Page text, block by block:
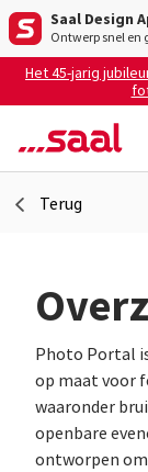
Saal Design
Ontwerp snel en
Het 45-jarig
Terug
Photo Portal
op maat voor
waaronder
openbare
ontworpen